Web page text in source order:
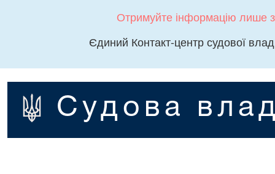
Отримуйте інформацію лише
Єдиний Контакт-центр судової
Судова